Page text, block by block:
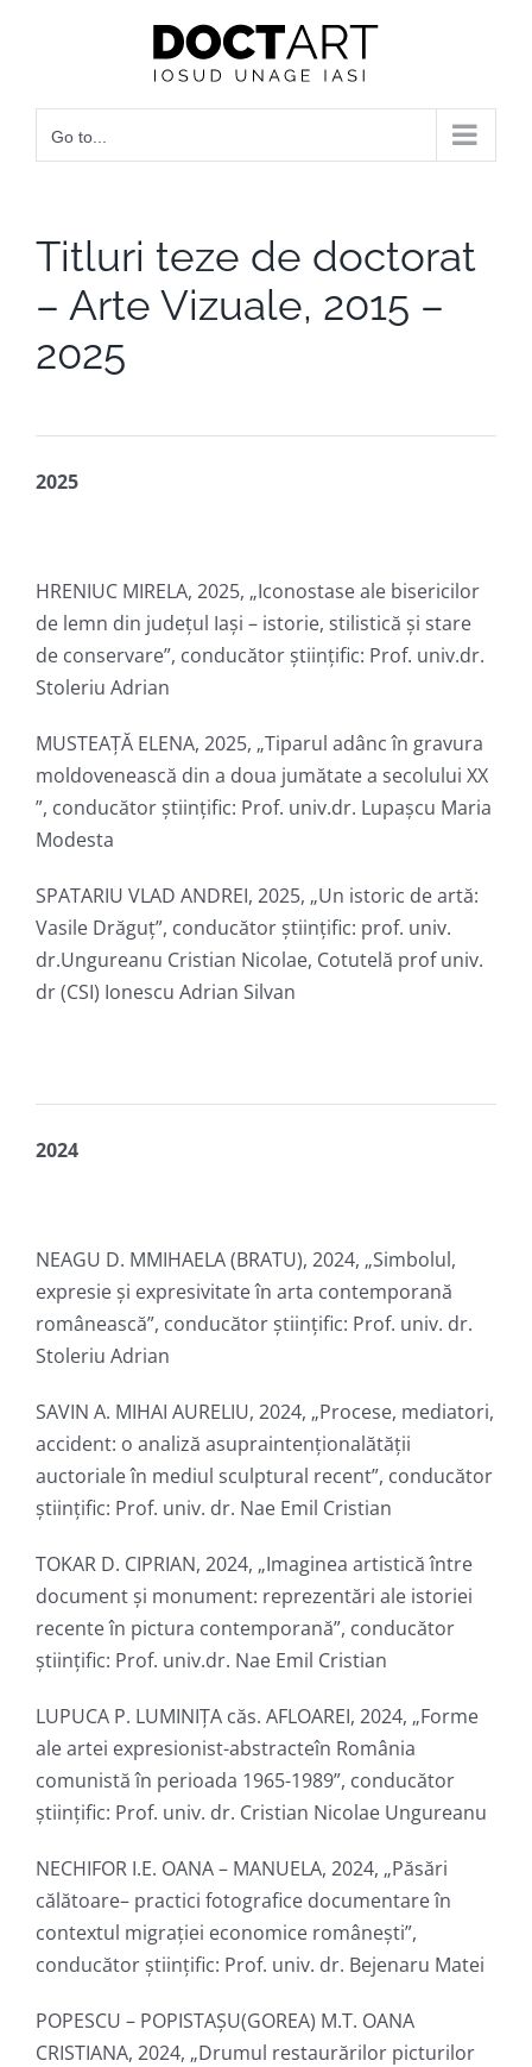
Go to...
Titluri teze de doctorat
– Arte Vizuale, 2015 –
2025
2025
HRENIUC MIRELA, 2025, „Iconostase ale bisericilor
de lemn din județul Iași – istorie, stilistică și stare
de conservare”, conducător ştiinţific: Prof. univ.dr.
Stoleriu Adrian
MUSTEAȚĂ ELENA, 2025, „Tiparul adânc în gravura
moldovenească din a doua jumătate a secolului XX
”, conducător ştiinţific: Prof. univ.dr. Lupașcu Maria
Modesta
SPATARIU VLAD ANDREI, 2025, „Un istoric de artă:
Vasile Drăguț”, conducător ştiinţific: prof. univ.
dr.Ungureanu Cristian Nicolae, Cotutelă prof univ.
dr (CSI) Ionescu Adrian Silvan
2024
NEAGU D. MMIHAELA (BRATU), 2024, „Simbolul,
expresie și expresivitate în arta contemporană
românească”, conducător ştiinţific: Prof. univ. dr.
Stoleriu Adrian
SAVIN A. MIHAI AURELIU, 2024, „Procese, mediatori,
accident: o analiză asupraintenționalătății
auctoriale în mediul sculptural recent”, conducător
ştiinţific: Prof. univ. dr. Nae Emil Cristian
TOKAR D. CIPRIAN, 2024, „Imaginea artistică între
document și monument: reprezentări ale istoriei
recente în pictura contemporană”, conducător
ştiinţific: Prof. univ.dr. Nae Emil Cristian
LUPUCA P. LUMINIȚA căs. AFLOAREI, 2024, „Forme
ale artei expresionist-abstracteîn România
comunistă în perioada 1965-1989”, conducător
ştiinţific: Prof. univ. dr. Cristian Nicolae Ungureanu
NECHIFOR I.E. OANA – MANUELA, 2024, „Păsări
călătoare– practici fotografice documentare în
contextul migrației economice românești”,
conducător ştiinţific: Prof. univ. dr. Bejenaru Matei
POPESCU – POPISTAȘU(GOREA) M.T. OANA
CRISTIANA, 2024, „Drumul restaurărilor picturilor